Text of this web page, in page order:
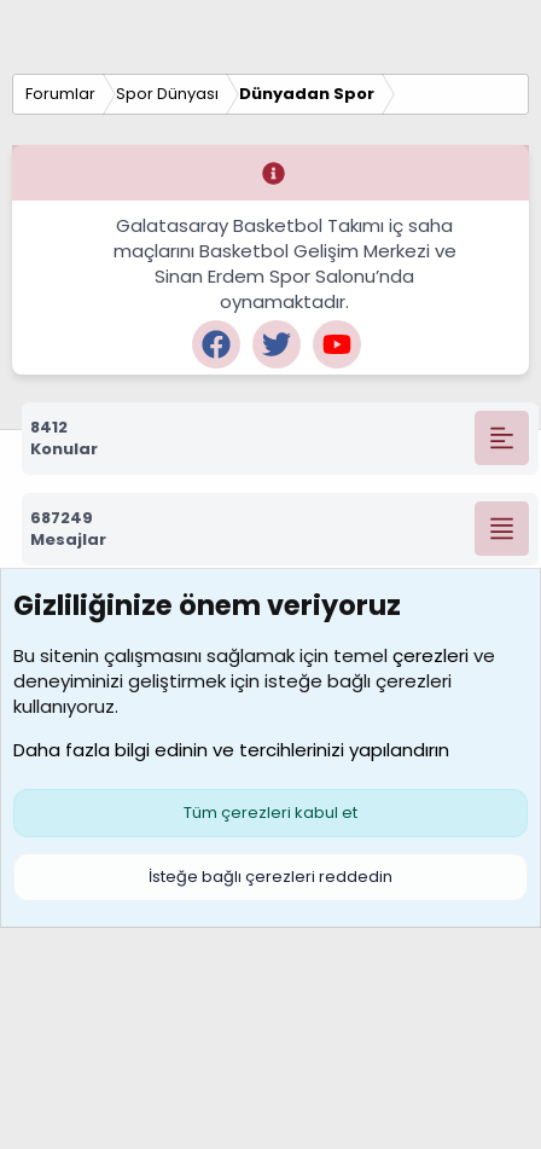
Forumlar Spor Dünyası Dünyadan Spor
Galatasaray Basketbol Takımı iç saha
maçlarını Basketbol Gelişim Merkezi ve
Sinan Erdem Spor Salonu’nda
oynamaktadır.
8412
Konular
687249
Mesajlar
7388
Kullanıcılar
borabekirogluu
Son üye
Çerezler
S
Gizliliğinize önem veriyoruz
Bu sitenin çalışmasını sağlamak için temelçerezlerive
deneyiminizi geliştirmek için isteğe bağlı çerezleri
kullanıyoruz.
Daha fazla bilgi edinin ve tercihlerinizi yapılandırın
Tüm çerezleri kabul et
İsteğe bağlı çerezleri reddedin